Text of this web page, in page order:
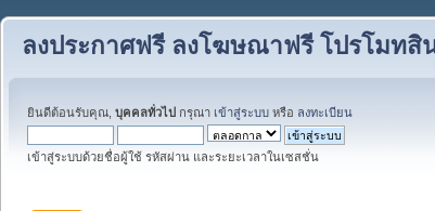
ลงประกาศฟรี ลงโฆษณาฟรี โปรโมทสิ
ยินดีต้อนรับคุณ, บุคคลทั่วไป กรุณา เข้าสู่ระบบ หรือ ลงทะเบียน
เข้าสู่ระบบด้วยชื่อผู้ใช้ รหัสผ่าน และระยะเวลาในเซสชั่น